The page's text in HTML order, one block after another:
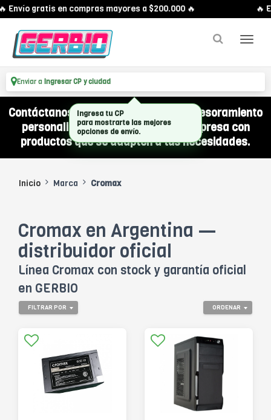
Envío gratis en compras mayores a $200.000 🔥 🔥
Enviar a Ingresar CP y ciudad
Contáctanos por WhatsApp y recibí asesoramiento
personalizado para equipar a tu empresa con
productos que se adapten a tus necesidades.
Inicio Marca Cromax
Cromax en Argentina —
distribuidor oficial
Línea Cromax con stock y garantía oficial
en GERBIO
ORDENAR
FILTRAR POR
Ingresa tu CP
para mostrarte las mejores
opciones de envío.